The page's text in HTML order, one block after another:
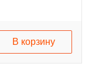
В корзину